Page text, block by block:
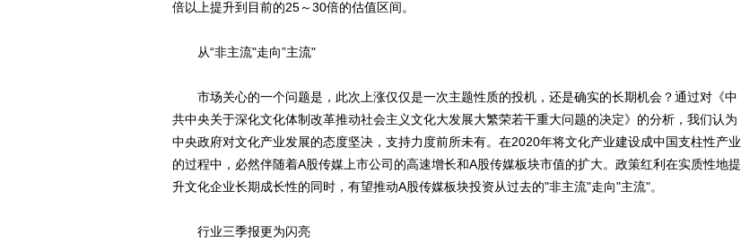
倍以上提升到目前的25～30倍的估值区间。
从“非主流"走向”主流"
市场关心的一个问题是，此次上涨仅仅是一次主题性质的投机，还是确实的长期机会？通过对《中
共中央关于深化文化体制改革推动社会主义文化大发展大繁荣若干重大问题的决定》的分析，我们认为
中央政府对文化产业发展的态度坚决，支持力度前所未有。在2020年将文化产业建设成中国支柱性产业
的过程中，必然伴随着A股传媒上市公司的高速增长和A股传媒板块市值的扩大。政策红利在实质性地提
升文化企业长期成长性的同时，有望推动A股传媒板块投资从过去的"非主流"走向"主流"。
行业三季报更为闪亮